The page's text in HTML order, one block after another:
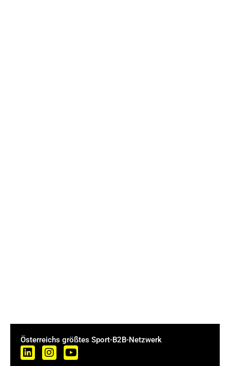
Österreichs größtes Sport-B2B-Netzwerk